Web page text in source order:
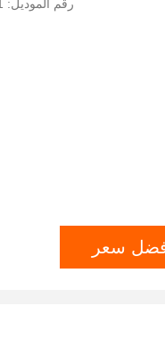
رقم الموديل: AZPG-11-038-RDC7KB-SO0811
سعر